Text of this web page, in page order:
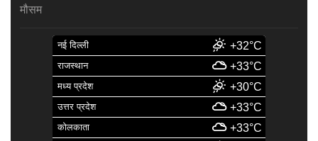
मौसम
नई दिल्ली +32°C
राजस्थान +33°C
मध्य प्रदेश +30°C
उत्तर प्रदेश +33°C
कोलकाता +33°C